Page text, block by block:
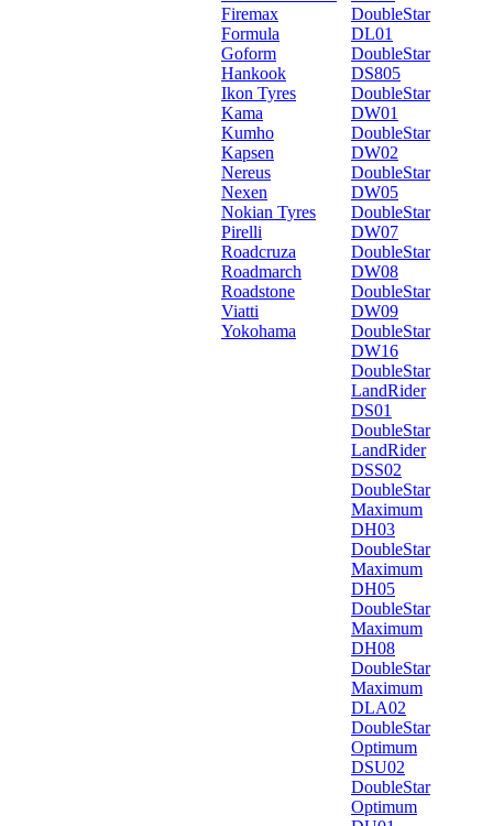
Firemax
Formula
Goform
Hankook
Ikon Tyres
Kama
Kumho
Kapsen
Nereus
Nexen
Nokian Tyres
Pirelli
Roadcruza
Roadmarch
Roadstone
Viatti
Yokohama
DoubleStar
DL01
DoubleStar
DS805
DoubleStar
DW01
DoubleStar
DW02
DoubleStar
DW05
DoubleStar
DW07
DoubleStar
DW08
DoubleStar
DW09
DoubleStar
DW16
DoubleStar
LandRider
DS01
DoubleStar
LandRider
DSS02
DoubleStar
Maximum
DH03
DoubleStar
Maximum
DH05
DoubleStar
Maximum
DH08
DoubleStar
Maximum
DLA02
DoubleStar
Optimum
DSU02
DoubleStar
Optimum